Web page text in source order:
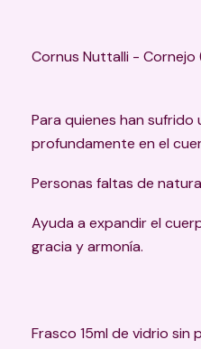
Cornus Nuttalli - Cornejo
Para quienes han
profundamente en el
Personas faltas de
Ayuda a expandir el
gracia y armonía.
Frasco 15ml de vidrio